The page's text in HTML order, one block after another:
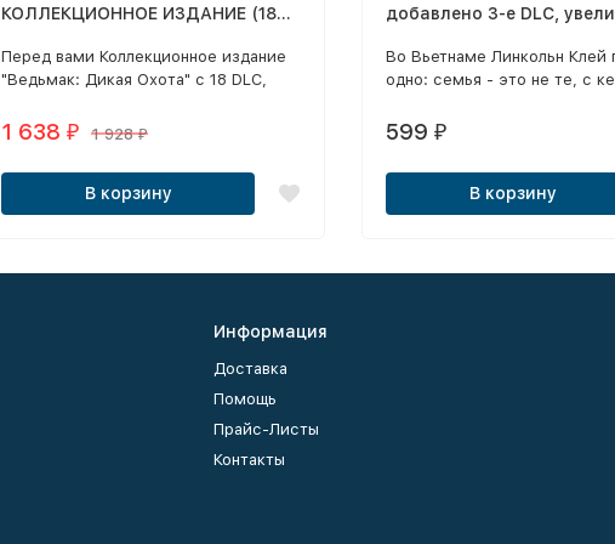
КОЛЛЕКЦИОННОЕ ИЗДАНИЕ (18
"КАМЕННЫЕ СЕРДЦА" И "КРОВЬ И
ВИНО", ОЗВУЧКА) [4DVD]
Перед вами Коллекционное издание
"Ведьмак: Дикая Охота" с 18 DLC,
дополнения «Каменные сердца» и
1 638₽ 1 928₽
В корзину
добавлено 3-е DLC,
Во Вьетнаме Линкольн Клей
одно: семья - это не те, с
умереть. Но когда
преступной группировке,
заменившей Линкольну
создает новую семью на
599 ₽
В корзину
Информация
Доставка
Помощь
Прайс-Листы
Контакты